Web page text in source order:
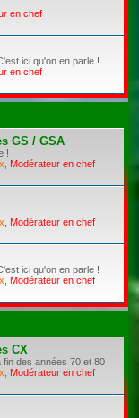
en chef
ici qu'on en parle !
en chef
GS / GSA
!
Modérateur en chef
Modérateur en chef
ici qu'on en parle !
Modérateur en chef
CX
des années 70 et 80 !
Modérateur en chef